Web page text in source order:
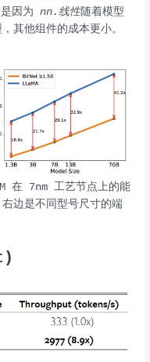
是因为nn.线性随着模型
其他组件的成本更小。
7nm 工艺节点上的能
边是不同型号尺寸的端